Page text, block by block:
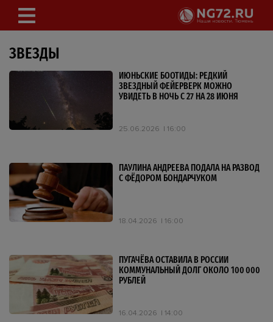
ЗВЕЗДЫ
ИЮНЬСКИЕ БООТИДЫ: РЕДКИЙ
ЗВЕЗДНЫЙ ФЕЙЕРВЕРК МОЖНО
УВИДЕТЬ В НОЧЬ С 27 НА 28 ИЮНЯ
25.06.2026 16:00
ПАУЛИНА АНДРЕЕВА ПОДАЛА НА РАЗВОД
С ФЁДОРОМ БОНДАРЧУКОМ
18.04.2026 16:00
ПУГАЧЁВА ОСТАВИЛА В РОССИИ
КОММУНАЛЬНЫЙ ДОЛГ ОКОЛО 100 000
РУБЛЕЙ
16.04.2026 14:00